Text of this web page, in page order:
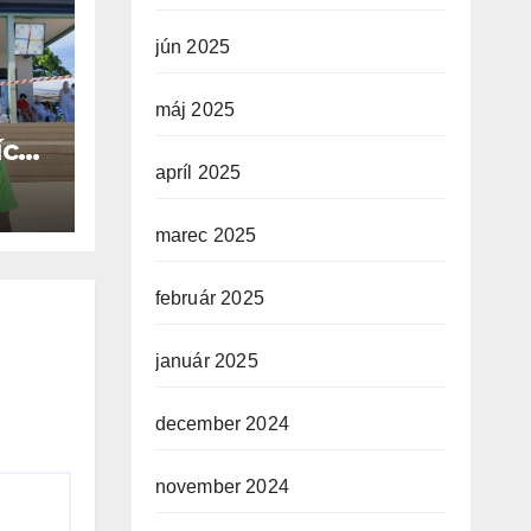
jún 2025
máj 2025
apríl 2025
marec 2025
február 2025
január 2025
december 2024
november 2024